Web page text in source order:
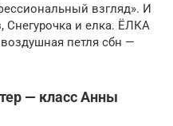
взгляд». И
Снегурочка и елка. ЁЛКА
петля сбн —
— класс Анны